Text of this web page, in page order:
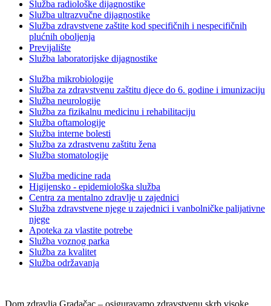
Služba radiološke dijagnostike
Služba ultrazvučne dijagnostike
Služba zdravstvene zaštite kod specifičnih i nespecifičnih
plućnih oboljenja
Previjalište
Služba laboratorijske dijagnostike
Služba mikrobiologije
Služba za zdravstvenu zaštitu djece do 6. godine i imunizaciju
Služba neurologije
Služba za fizikalnu medicinu i rehabilitaciju
Služba oftamologije
Služba interne bolesti
Služba za zdrastvenu zaštitu žena
Služba stomatologije
Služba medicine rada
Higijensko - epidemiološka služba
Centra za mentalno zdravlje u zajednici
Služba zdravstvene njege u zajednici i vanbolničke palijativne
njege
Apoteka za vlastite potrebe
Služba voznog parka
Služba za kvalitet
Služba održavanja